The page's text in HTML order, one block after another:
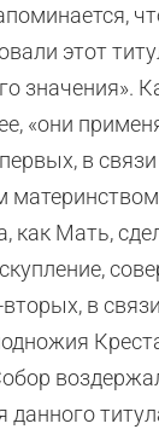
этот
значения».
«они
в
как Мать,
в
данного